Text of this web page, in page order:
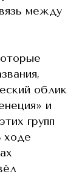
между
облик
и
групп
ходе